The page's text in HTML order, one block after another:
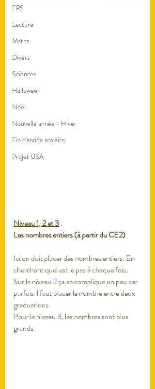
EPS
Lecture
Maths
Divers
Sciences
Halloween
Noël
Nouvelle année - Hiver
Fin d'année scolaire
Projet USA
Niveau 1, 2 et 3 :
Les nombres entiers (à partir du CE2)
Ici on doit placer des nombres entiers. En
cherchant quel est le pas à chaque fois.
Sur le niveau 2 ça se complique un peu car
parfois il faut placer le nombre entre deux
graduations.
Pour le niveau 3, les nombres sont plus
grands.